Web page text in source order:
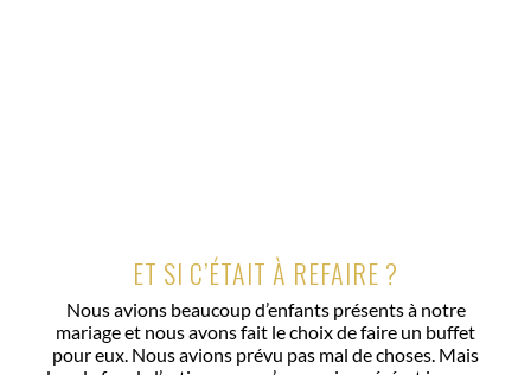
ET SI C’ÉTAIT À REFAIRE ?
Nous avions beaucoup d’enfants présents à notre
mariage et nous avons fait le choix de faire un buffet
pour eux. Nous avions prévu pas mal de choses. Mais